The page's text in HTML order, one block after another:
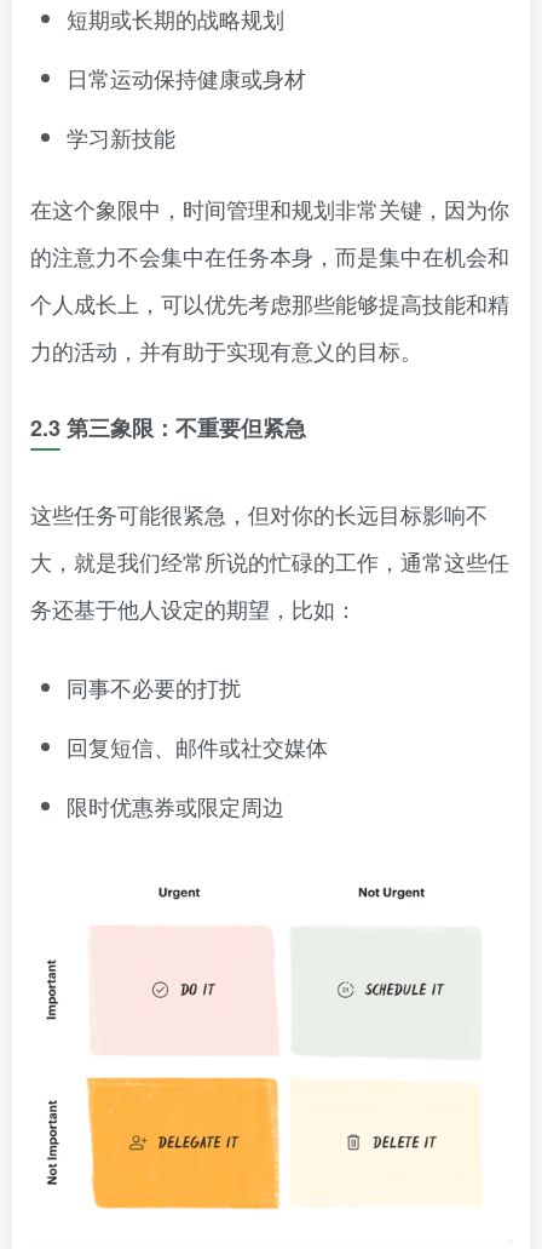
短期或长期的战略规划
日常运动保持健康或身材
学习新技能
在这个象限中，时间管理和规划非常关键，因为你
的注意力不会集中在任务本身，而是集中在机会和
个人成长上，可以优先考虑那些能够提高技能和精
力的活动，并有助于实现有意义的目标。
2.3第三象限：不重要但紧急
这些任务可能很紧急，但对你的长远目标影响不
大，就是我们经常所说的忙碌的工作，通常这些任
务还基于他人设定的期望，比如：
同事不必要的打扰
回复短信、邮件或社交媒体
限时优惠券或限定周边